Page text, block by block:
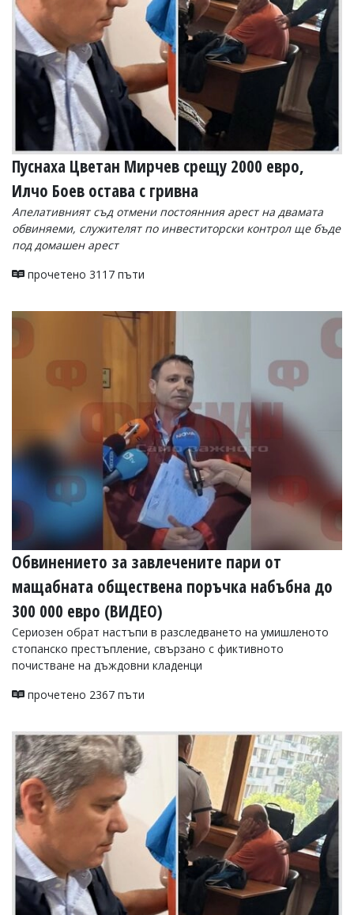
Пуснаха Цветан Мирчев срещу 2000 евро,
Илчо Боев остава с гривна
Апелативният съд отмени постоянния арест на двамата
обвиняеми, служителят по инвеститорски контрол ще бъде
под домашен арест
прочетено 3117 пъти
Обвинението за завлечените пари от
мащабната обществена поръчка набъбна до
300 000 евро (ВИДЕО)
Сериозен обрат настъпи в разследването на умишленото
стопанско престъпление, свързано с фиктивното
почистване на дъждовни кладенци
прочетено 2367 пъти